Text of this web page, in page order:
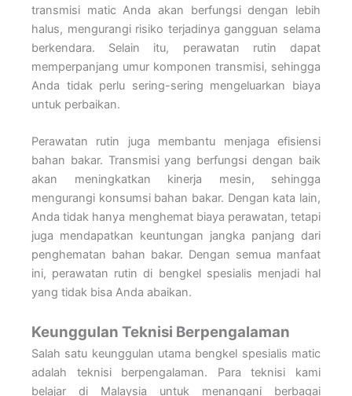
transmisi matic Anda akan berfungsi dengan lebih
halus, mengurangi risiko terjadinya gangguan selama
berkendara. Selain itu, perawatan rutin dapat
memperpanjang umur komponen transmisi, sehingga
Anda tidak perlu sering-sering mengeluarkan biaya
untuk perbaikan.
Perawatan rutin juga membantu menjaga efisiensi
bahan bakar. Transmisi yang berfungsi dengan baik
akan meningkatkan kinerja mesin, sehingga
mengurangi konsumsi bahan bakar. Dengan kata lain,
Anda tidak hanya menghemat biaya perawatan, tetapi
juga mendapatkan keuntungan jangka panjang dari
penghematan bahan bakar. Dengan semua manfaat
ini, perawatan rutin di bengkel spesialis menjadi hal
yang tidak bisa Anda abaikan.
Keunggulan Teknisi Berpengalaman
Salah satu keunggulan utama bengkel spesialis matic
adalah teknisi berpengalaman. Para teknisi kami
belajar di Malaysia untuk menangani berbagai